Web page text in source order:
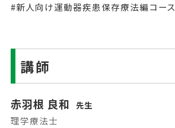
#新人向け運動器疾患保存療法編コース
講師
赤羽根 良和 先生
理学療法士